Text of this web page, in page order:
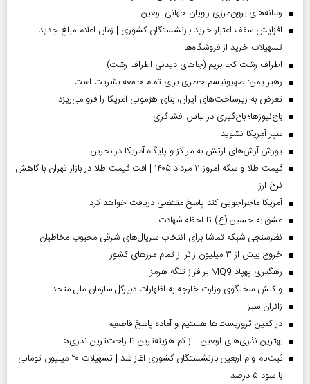
رسانه‌های برون‌مرزی راویان جهانی اربعین
افزایش سقف اعتبار خرید بازنشستگان کشوری | زمان اعلام مبلغ جدید
تسهیلات خرید از فروشگاه‌ها
اطراف رشت کجا بریم (جاهای دیدنی اطراف رشت)
رهبر یمن: صهیونیسم خطری برای تمام جامعه بشریت است
تعرض به زیرساخت‌های ایران، بنای هژمونی آمریکا را فرو می‌ریزد
باج‌نیوزها؛ باج‌گیری در لباس افشاگری
سپر آمریکا نشوید
یورش آرش‌های ارتش به مراکز و پایگاه‌ آمریکا در بحرین
قیمت طلا و سکه امروز ۱۱ مرداد ۱۴۰۵ | افت قیمت طلا در بازار تهران با کاهش
نرخ ارز
آمریکا ماجراجویی کند پاسخ مقتضی دریافت خواهد کرد
عشق به حسین (ع) تا لحظه شهادت
نظرسنجی شبکه تماشا برای انتخاب سریال‌های شرقی محبوب مخاطبان
خروج بیش از ۳ میلیون زائر از تمام مرز‌های کشور
رهگیری پهپاد MQ9 بر فراز تنگه هرمز
واکنش سخنگوی وزارت خارجه به اظهارات دبیرکل سازمان ملل متحد
‌زائران سبز
در کمین تروریست‌ها هستیم و آماده پاسخ قاطعیم
بهترین نذری‌های اربعین | از کم هزینه‌ترین تا راحت‌ترین نذری‌ها
ثبت‌نام وام اربعین بازنشستگان کشوری آغاز شد | تسهیلات ۲۰ میلیون تومانی
با سود ۵ درصد